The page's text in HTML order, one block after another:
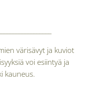
värisävyt ja kuviot
voi esiintyä ja
kauneus.